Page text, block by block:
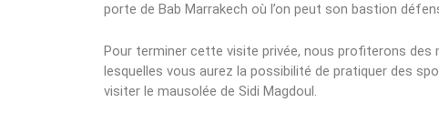
porte de Bab Marrakech où l’on peut son bastion
Pour terminer cette visite privée, nous profiterons des
lesquelles vous aurez la possibilité de pratiquer des
visiter le mausolée de Sidi Magdoul.